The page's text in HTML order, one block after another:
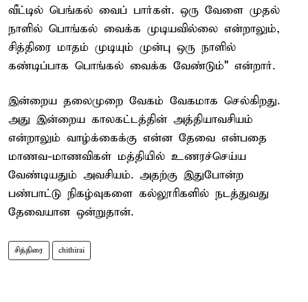
வீட்டில் பெங்கல் வைப் பார்கள். ஒரு வேளை முதல்
நாளில் பொங்கல் வைக்க முடியவில்லை என்றாலும்,
சித்திரை மாதம் முடியும் முன்பு ஒரு நாளில்
கண்டிப்பாக பொங்கல் வைக்க வேண்டும்" என்றார்.
இன்றைய தலைமுறை வேகம் வேகமாக செல்கிறது.
அது இன்றைய காலகட்டத்தின் அத்தியாவசியம்
என்றாலும் வாழ்க்கைக்கு என்ன தேவை என்பதை
மாணவ-மாணவிகள் மத்தியில் உணரச்செய்ய
வேண்டியதும் அவசியம். அதற்கு இதுபோன்ற
பண்பாட்டு நிகழ்வுகளை கல்லூரிகளில் நடத்துவது
தேவையான ஒன்றுதான்.
சித்திரை chithirai